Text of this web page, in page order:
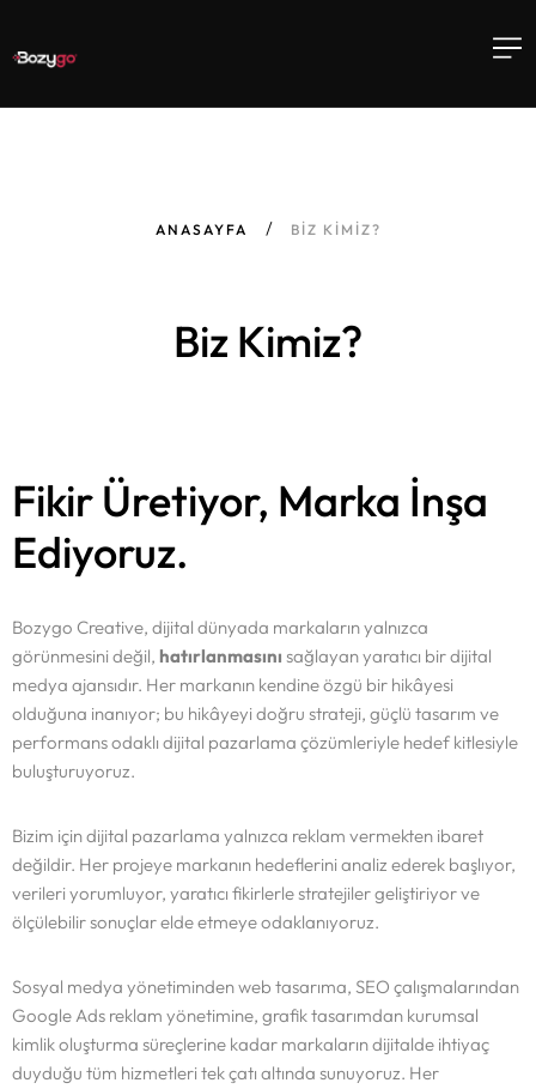
ANASAYFA BIZ KIMIZ?
Biz Kimiz?
Fikir Üretiyor, Marka İnşa
Ediyoruz.
Bozygo Creative, dijital dünyada markaların yalnızca
görünmesini değil, hatırlanmasını sağlayan yaratıcı bir dijital
medya ajansıdır. Her markanın kendine özgü bir hikâyesi
olduğuna inanıyor; bu hikâyeyi doğru strateji, güçlü tasarım ve
performans odaklı dijital pazarlama çözümleriyle hedef kitlesiyle
buluşturuyoruz.
Bizim için dijital pazarlama yalnızca reklam vermekten ibaret
değildir. Her projeye markanın hedeflerini analiz ederek başlıyor,
verileri yorumluyor, yaratıcı fikirlerle stratejiler geliştiriyor ve
ölçülebilir sonuçlar elde etmeye odaklanıyoruz.
Sosyal medya yönetiminden web tasarıma, SEO çalışmalarından
Google Ads reklam yönetimine, grafik tasarımdan kurumsal
kimlik oluşturma süreçlerine kadar markaların dijitalde ihtiyaç
duyduğu tüm hizmetleri tek çatı altında sunuyoruz. Her